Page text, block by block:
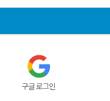
구글 로그인